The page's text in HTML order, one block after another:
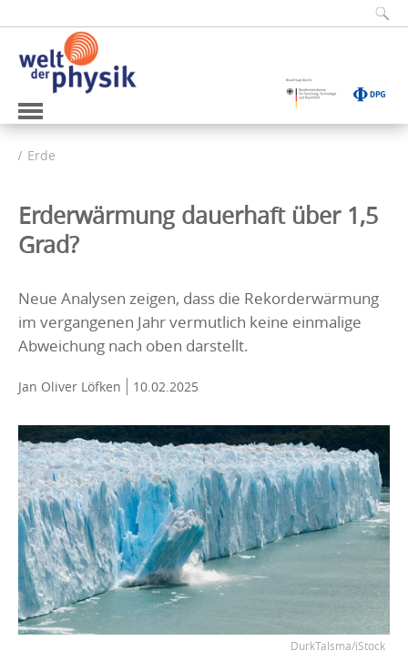
Erde
Erderwärmung dauerhaft über 1,5
Grad?
Neue Analysen zeigen, dass die Rekorderwärmung
im vergangenen Jahr vermutlich keine einmalige
Abweichung nach oben darstellt.
Jan Oliver Löfken 10.02.2025
DurkTalsma/iStock